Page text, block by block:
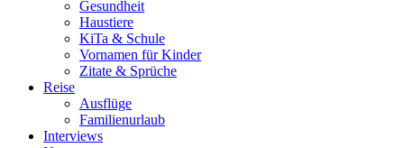
Gesundheit
Haustiere
KiTa & Schule
Vornamen für Kinder
Zitate & Sprüche
Reise
Ausflüge
Familienurlaub
Interviews